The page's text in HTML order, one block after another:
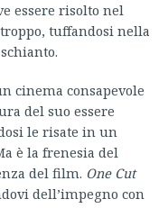
essere risolto nel
tuffandosi nella
cinema consapevole
del suo essere
le risate in un
è la frenesia del
del film. One Cut
dell’impegno con